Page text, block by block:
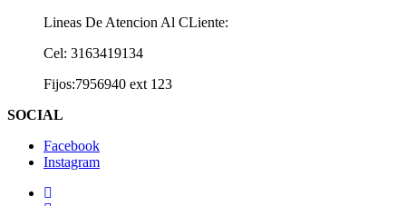
Lineas De Atencion Al CLiente:
Cel: 3163419134
Fijos:7956940 ext 123
SOCIAL
Facebook
Instagram